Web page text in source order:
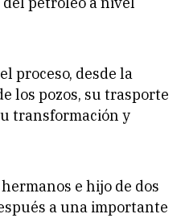
proceso, desde la
los pozos, su trasporte
transformación y
e hijo de dos
a una importante